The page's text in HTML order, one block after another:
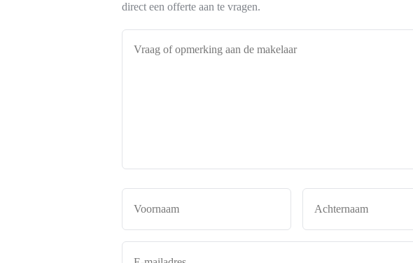
direct een offerte aan te vragen.